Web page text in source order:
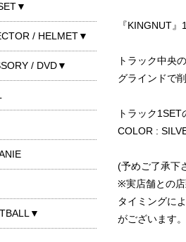
『KINGNUT
トラック中央
グラインドで
トラック1SET
COLOR :
(予めご了承下
※実店舗との
タイミングに
がございます。
/ HELMET▼
/ DVD▼